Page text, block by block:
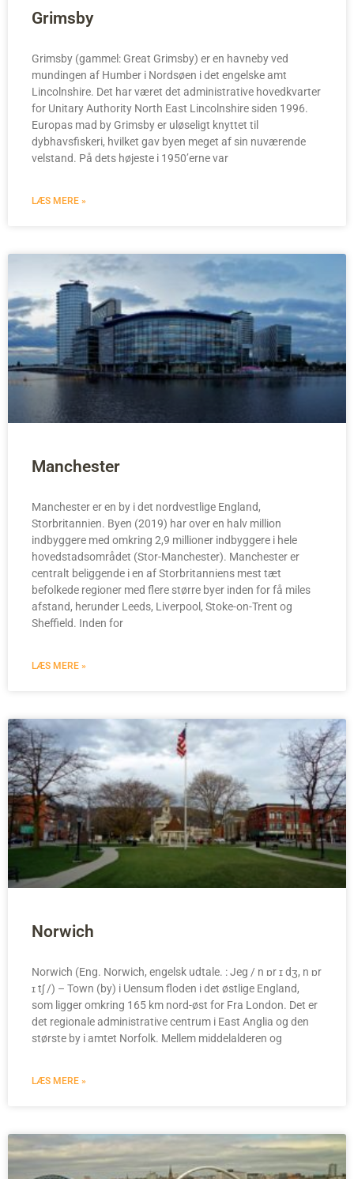
Grimsby
Grimsby (gammel: Great Grimsby) er en havneby ved
mundingen af Humber i Nordsøen i det engelske amt
Lincolnshire. Det har været det administrative hovedkvarter
for Unitary Authority North East Lincolnshire siden 1996.
Europas mad by Grimsby er uløseligt knyttet til
dybhavsfiskeri, hvilket gav byen meget af sin nuværende
velstand. På dets højeste i 1950’erne var
LÆS MERE »
Manchester
Manchester er en by i det nordvestlige England,
Storbritannien. Byen (2019) har over en halv million
indbyggere med omkring 2,9 millioner indbyggere i hele
hovedstadsområdet (Stor-Manchester). Manchester er
centralt beliggende i en af Storbritanniens mest tæt
befolkede regioner med flere større byer inden for få miles
afstand, herunder Leeds, Liverpool, Stoke-on-Trent og
Sheffield. Inden for
LÆS MERE »
Norwich
Norwich (Eng. Norwich, engelsk udtale. : Jeg / n ɒr ɪ dʒ, n ɒr
ɪ tʃ /) – Town (by) i Uensum floden i det østlige England,
som ligger omkring 165 km nord-øst for Fra London. Det er
det regionale administrative centrum i East Anglia og den
største by i amtet Norfolk. Mellem middelalderen og
LÆS MERE »